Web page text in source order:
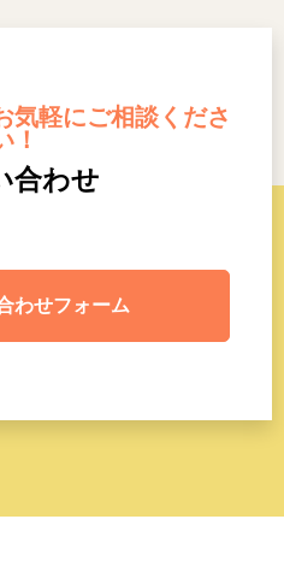
気軽にご相談くださ
！
合わせ
わせフォーム